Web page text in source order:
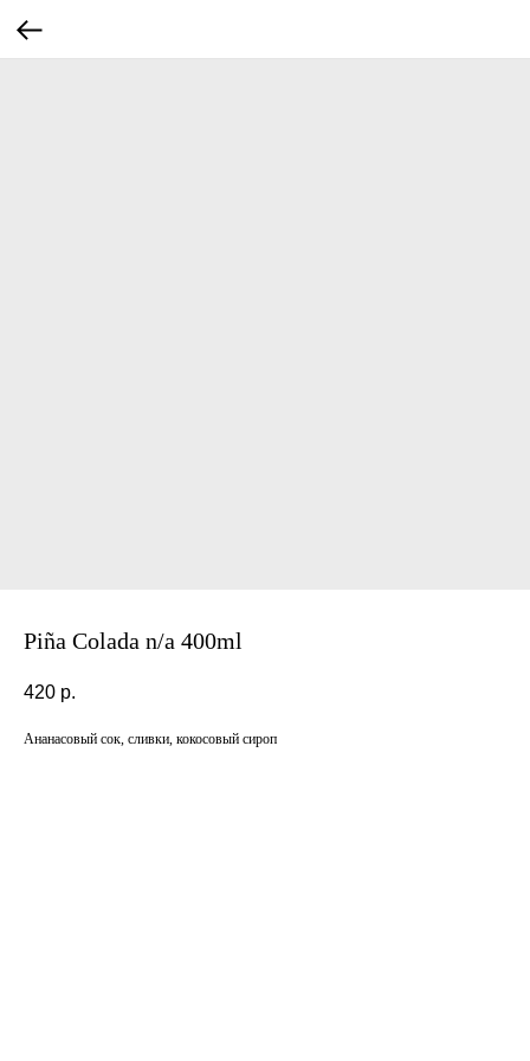
Piña Сolada n/a 400ml
420 р.
Ананасовый сок, сливки, кокосовый сироп